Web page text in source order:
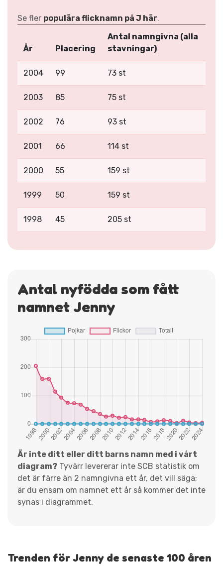
Se fler populära flicknamn på J här.
År Placering
Antal namngivna (alla
stavningar)
2004 99 73 st
2003 85 75 st
2002 76 93 st
2001 66 114 st
2000 55 159 st
1999 50 159 st
1998 45 205 st
Antal nyfödda som fått
namnet Jenny
Är inte ditt eller ditt barns namn med i vårt
diagram? Tyvärr levererar inte SCB statistik om
det är färre än 2 namngivna ett år, det vill säga;
är du ensam om namnet ett år så kommer det inte
synas i diagrammet.
Trenden för Jenny de senaste 100 åren